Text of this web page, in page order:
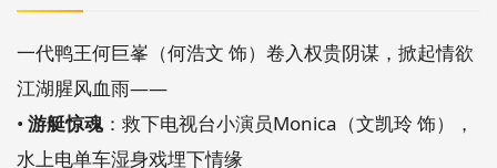
一代鸭王何巨峯（何浩文 饰）卷入权贵阴谋，掀起情欲
江湖腥风血雨——
• 游艇惊魂：救下电视台小演员Monica（文凯玲 饰），
水上电单车湿身戏埋下情缘